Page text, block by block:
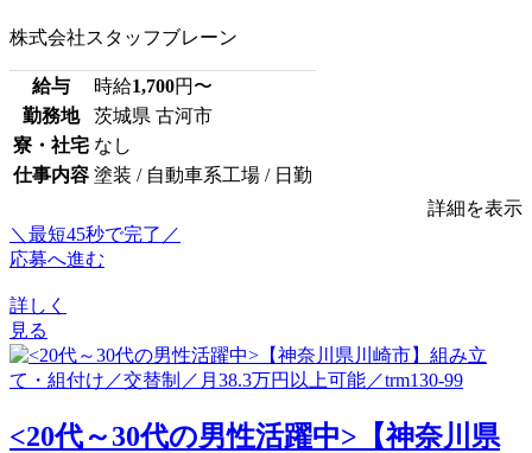
株式会社スタッフブレーン
給与 時給1,700円〜
勤務地
茨城県 古河市
寮・社宅 なし
仕事内容 塗装 / 自動車系工場 / 日勤
詳細を表示
＼最短45秒で完了／
応募へ進む
詳しく
見る
<20代～30代の男性活躍中>【神奈川県